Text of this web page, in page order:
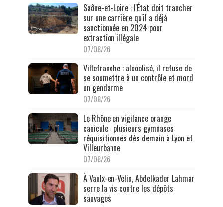
Saône-et-Loire : l'État doit trancher
sur une carrière qu'il a déjà
sanctionnée en 2024 pour
extraction illégale
07/08/26
Villefranche : alcoolisé, il refuse de
se soumettre à un contrôle et mord
un gendarme
07/08/26
Le Rhône en vigilance orange
canicule : plusieurs gymnases
réquisitionnés dès demain à Lyon et
Villeurbanne
07/08/26
À Vaulx-en-Velin, Abdelkader Lahmar
serre la vis contre les dépôts
sauvages